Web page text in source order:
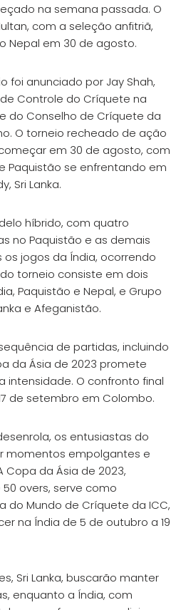
na semana passada. O
com a seleção anfitriã,
Nepal em 30 de agosto.
foi anunciado por Jay Shah,
Controle do Críquete na
do Conselho de Críquete da
O torneio recheado de ação
em 30 de agosto, com
Paquistão se enfrentando em
Sri Lanka.
híbrido, com quatro
no Paquistão e as demais
jogos da Índia, ocorrendo
torneio consiste em dois
Paquistão e Nepal, e Grupo
e Afeganistão.
de partidas, incluindo
da Ásia de 2023 promete
intensidade. O confronto final
de setembro em Colombo.
os entusiastas do
momentos empolgantes e
Copa da Ásia de 2023,
overs, serve como
do Mundo de Críquete da ICC,
na Índia de 5 de outubro a 19
Sri Lanka, buscarão manter
enquanto a Índia, com